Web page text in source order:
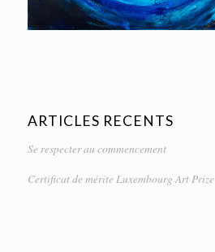
ARTICLES RECENTS
Se respecter au commencement
Certificat de mérite Luxembourg Art Prize